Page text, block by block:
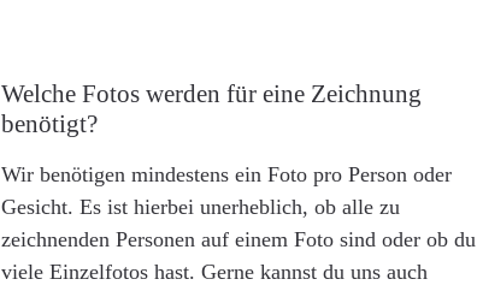
Welche Fotos werden für eine Zeichnung
benötigt?
Wir benötigen mindestens ein Foto pro Person oder
Gesicht. Es ist hierbei unerheblich, ob alle zu
zeichnenden Personen auf einem Foto sind oder ob du
viele Einzelfotos hast. Gerne kannst du uns auch